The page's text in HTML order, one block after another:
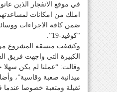
في موقع الانفجار الذين
املك من امكانات
ضمن كافة الاجراءات
“كوفيد-19”.
وكشفت منسقة المشروع
الكبيرة التي واجهت فريق
وقالت: “عملنا لم يكن سهلا
ميدانية صعبة وقاسية”،
ثقيلة ومتعبة خصوصا